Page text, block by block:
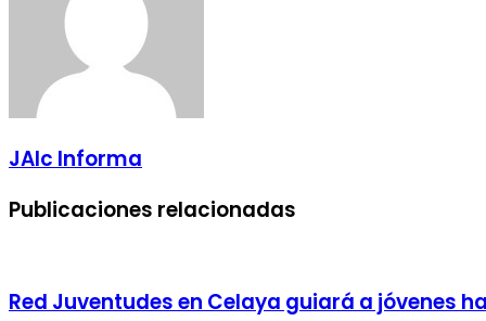
JAlc Informa
Publicaciones relacionadas
Red Juventudes en Celaya guiará a jóvenes